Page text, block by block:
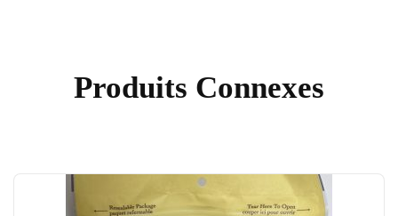
Produits Connexes